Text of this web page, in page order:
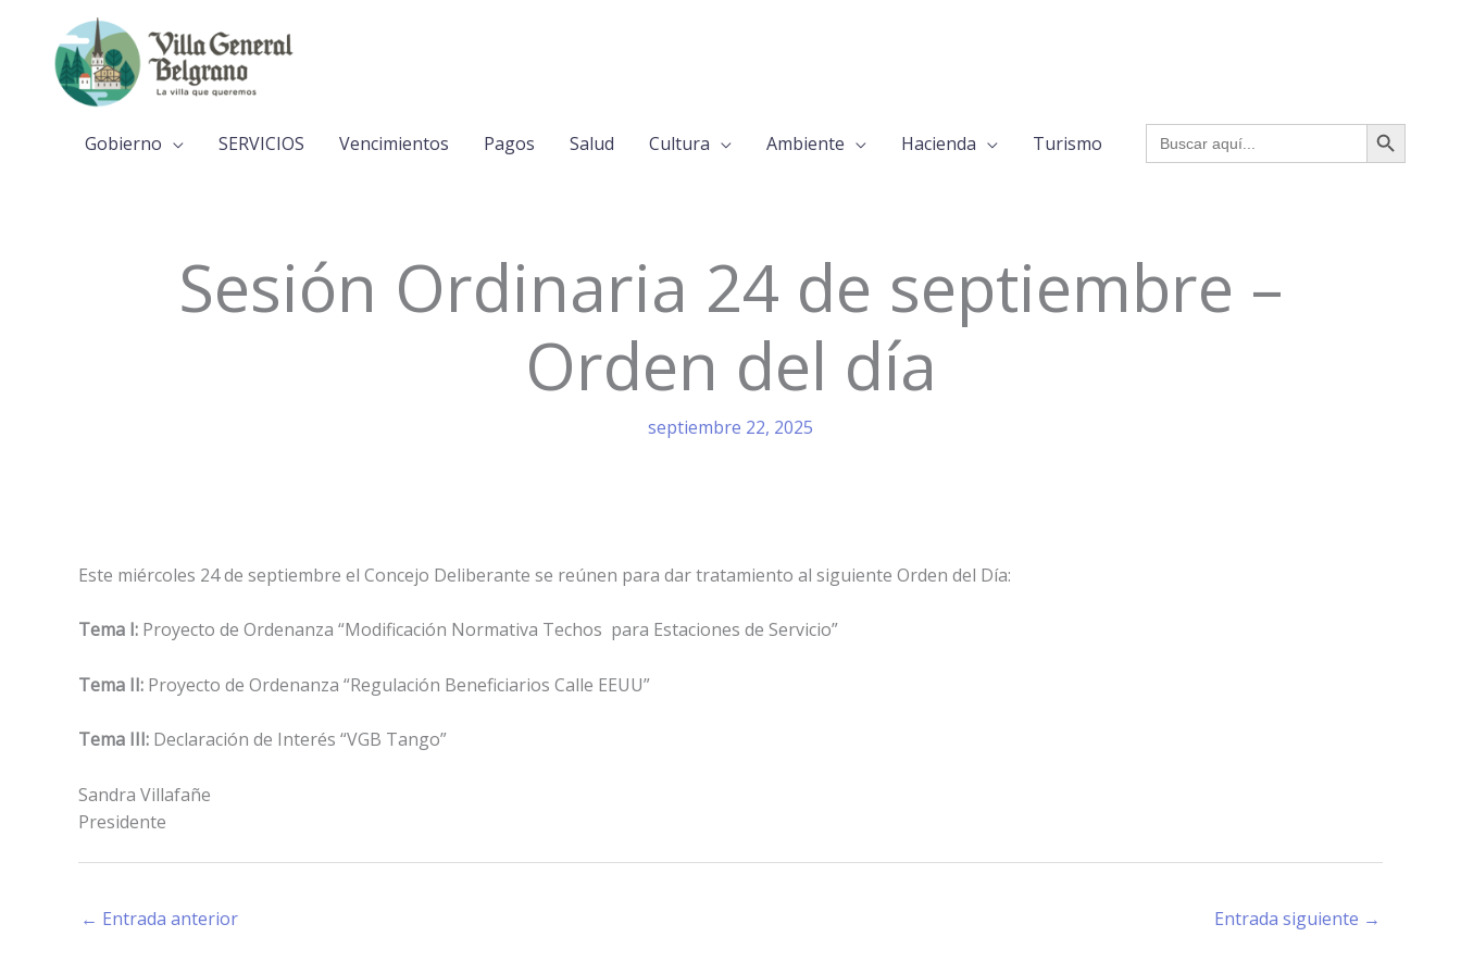
contenido
Gobierno SERVICIOS Vencimientos Pagos Salud Cultura Ambiente Hacienda Turismo Buscar: BOTÓN DE BÚSQUEDA
Sesión Ordinaria 24 de septiembre –
Orden del día
septiembre 22, 2025
Este miércoles 24 de septiembre el Concejo Deliberante se reúnen para dar tratamiento al siguiente Orden del Día:
Tema I: Proyecto de Ordenanza “Modificación Normativa Techos para Estaciones de Servicio”
Tema II: Proyecto de Ordenanza “Regulación Beneficiarios Calle EEUU”
Tema III: Declaración de Interés “VGB Tango”
Sandra Villafañe
Presidente
← Entrada anterior Entrada siguiente →